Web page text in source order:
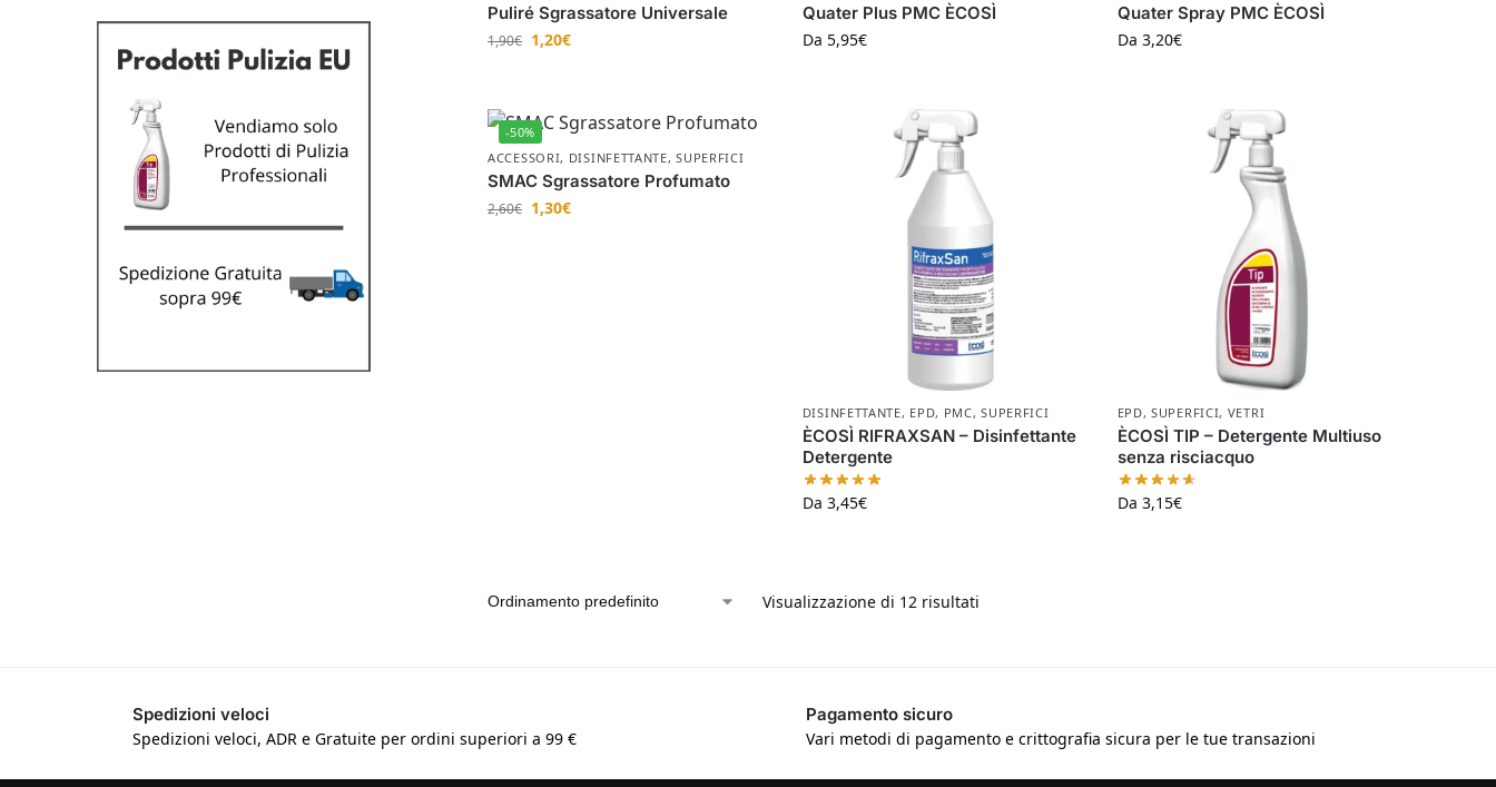
Puliré Sgrassatore Universale
1,90€ 1,20€
Quater Plus PMC ÈCOSÌ
Da 5,95€
Quater Spray PMC ÈCOSÌ
Da 3,20€
-50%
ACCESSORI, DISINFETTANTE,SUPERFICI
SMAC Sgrassatore Profumato
2,60€ 1,30€
DISINFETTANTE, EPD, PMC,SUPERFICI
ÈCOSÌ RIFRAXSAN – Disinfettante
Detergente
Da 3,45€
EPD,SUPERFICI, VETRI
ÈCOSÌ TIP – Detergente Multiuso
senza risciacquo
Da 3,15€
Visualizzazione di 12 risultati
Spedizioni veloci
Spedizioni veloci, ADR e Gratuite per ordini superiori a 99 €
Pagamento sicuro
Vari metodi di pagamento e crittografia sicura per le tue transazioni